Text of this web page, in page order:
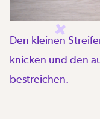
Den kleinen
knicken und den
bestreichen.